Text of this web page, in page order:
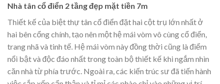
Nhà tân cổ điển 2 tầng đẹp mặt tiền 7m
Thiết kế của biệt thự tân cổ điển đặt hai cột trụ lớn nhất ở
hai bên cổng chính, tạo nên một hệ mái vòm vô cùng cổ điển,
trang nhã và tinh tế. Hệ mái vòm này đồng thời cũng là điểm
nổi bật và độc đáo nhất trong toàn bộ thiết kế khi ngắm nhìn
căn nhà từ phía trước. Ngoài ra, các kiến trúc sư đã tiến hành